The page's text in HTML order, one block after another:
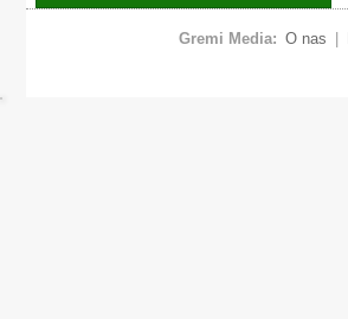
Gremi Media: O nas